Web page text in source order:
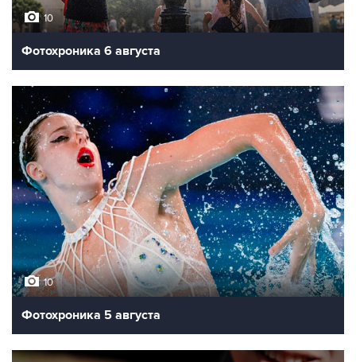
10
Фотохроника 6 августа
10
Фотохроника 5 августа